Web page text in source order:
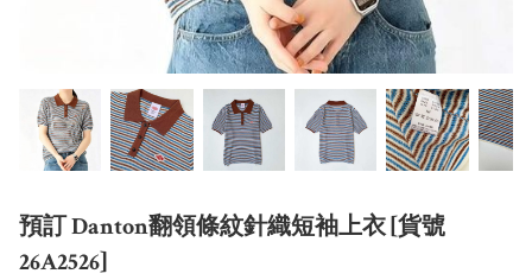
預訂 Danton翻領條紋針織短袖上衣 [貨號
26A2526]